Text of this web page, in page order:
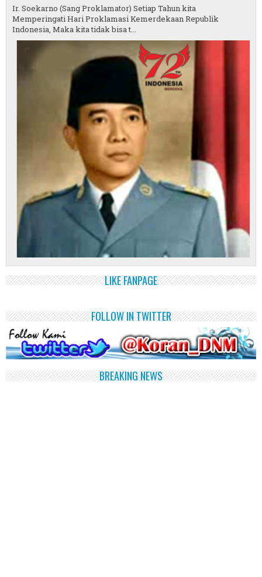
Ir. Soekarno (Sang Proklamator) Setiap Tahun kita
Memperingati Hari Proklamasi Kemerdekaan Republik
Indonesia, Maka kita tidak bisa t...
LIKE FANPAGE
FOLLOW IN TWITTER
BREAKING NEWS